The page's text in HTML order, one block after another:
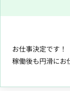
お仕事決定です！
稼働後も円滑にお